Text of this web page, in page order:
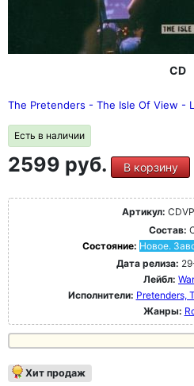
CD
The Pretenders - The Isle Of View -
Есть в наличии
2599 руб. В корзину
Артикул:
Состав:
Состояние: Новое.
Дата релиза:
Лейбл:
Исполнители: Pretenders,
Жанры:
Хит продаж